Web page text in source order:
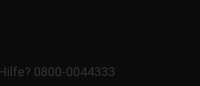
0800-0044333